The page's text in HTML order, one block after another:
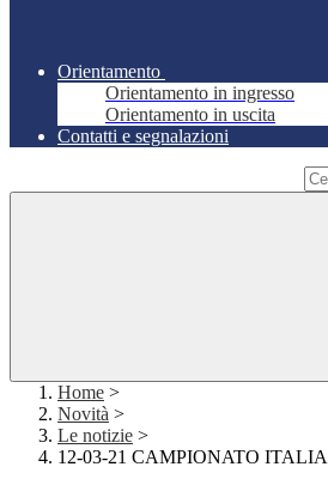
Orientamento
Orientamento in ingresso
Orientamento in uscita
Contatti e segnalazioni
Home >
Novità >
Le notizie >
12-03-21 CAMPIONATO